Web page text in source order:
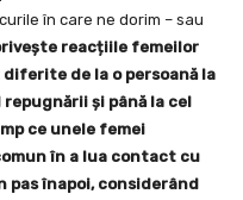
în care ne dorim – sau
reacțiile femeilor
de la o persoană la
și până la cel
ce unele femei
în a lua contact cu
pas înapoi, considerând